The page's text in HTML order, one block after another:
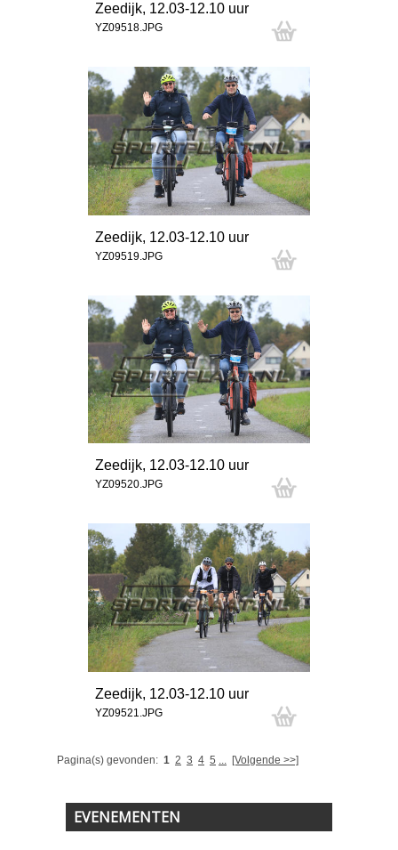
Zeedijk, 12.03-12.10 uur
YZ09518.JPG
Zeedijk, 12.03-12.10 uur
YZ09519.JPG
Zeedijk, 12.03-12.10 uur
YZ09520.JPG
Zeedijk, 12.03-12.10 uur
YZ09521.JPG
Pagina(s) gevonden: 1 2 3 4 5 ... [Volgende >>]
EVENEMENTEN